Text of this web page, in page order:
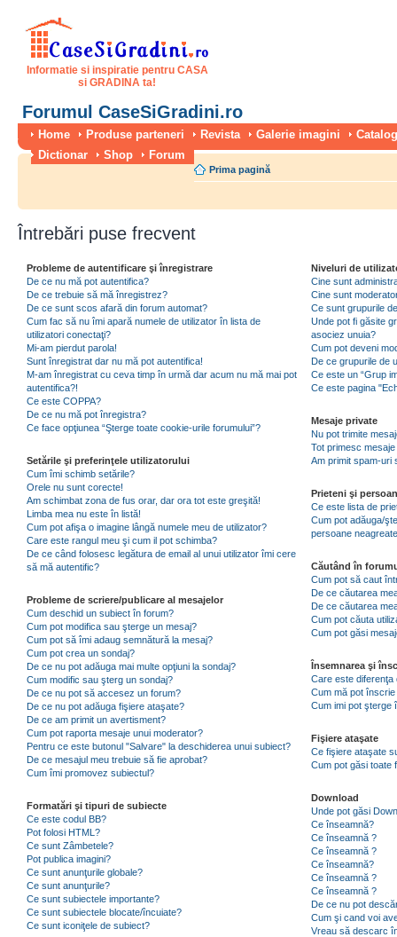
Informatie si inspiratie pentru CASA
si GRADINA ta!
Forumul CaseSiGradini.ro
Home Produse parteneri Revista Galerie imagini
Dictionar
Shop Forum
Prima pagină
Întrebări puse frecvent
Probleme de autentificare şi înregistrare
De ce nu mă pot autentifica?
De ce trebuie să mă înregistrez?
De ce sunt scos afară din forum automat?
Cum fac să nu îmi apară numele de utilizator în lista de
utilizatori conectaţi?
Mi-am pierdut parola!
Sunt înregistrat dar nu mă pot autentifica!
M-am înregistrat cu ceva timp în urmă dar acum nu mă mai pot
autentifica?!
Ce este COPPA?
De ce nu mă pot înregistra?
Ce face opţiunea “Şterge toate cookie-urile forumului”?
Setările şi preferinţele utilizatorului
Cum îmi schimb setările?
Orele nu sunt corecte!
Am schimbat zona de fus orar, dar ora tot este greşită!
Limba mea nu este în listă!
Cum pot afişa o imagine lângă numele meu de utilizator?
Care este rangul meu şi cum il pot schimba?
De ce când folosesc legătura de email al unui utilizator îmi cere
să mă autentific?
Probleme de scriere/publicare al mesajelor
Cum deschid un subiect în forum?
Cum pot modifica sau şterge un mesaj?
Cum pot să îmi adaug semnătură la mesaj?
Cum pot crea un sondaj?
De ce nu pot adăuga mai multe opţiuni la sondaj?
Cum modific sau şterg un sondaj?
De ce nu pot să accesez un forum?
De ce nu pot adăuga fişiere ataşate?
De ce am primit un avertisment?
Cum pot raporta mesaje unui moderator?
Pentru ce este butonul "Salvare" la deschiderea unui subiect?
De ce mesajul meu trebuie să fie aprobat?
Cum îmi promovez subiectul?
Formatări şi tipuri de subiecte
Ce este codul BB?
Pot folosi HTML?
Ce sunt Zâmbetele?
Pot publica imagini?
Ce sunt anunţurile globale?
Ce sunt anunţurile?
Ce sunt subiectele importante?
Ce sunt subiectele blocate/încuiate?
Ce sunt iconiţele de subiect?
Niveluri de
Cine sunt
Cine sunt
Ce sunt grupurile
Unde pot fi găsite
asociez unuia?
Cum pot deveni
De ce grupurile de
Ce este un “Grup
Ce este pagina
Mesaje private
Nu pot trimite
Tot primesc
Am primit spam-uri
Prieteni şi
Ce este lista de
Cum pot adăuga/
persoane
Căutând în
Cum pot să caut
De ce căutarea
De ce căutarea
Cum pot căuta
Cum pot găsi
Însemnarea şi
Care este
Cum mă pot
Cum imi pot şterge
Fişiere ataşate
Ce fişiere ataşate
Cum pot găsi toate
Download
Unde pot găsi
Ce înseamnă?
Ce înseamnă ?
Ce înseamnă ?
Ce înseamnă?
Ce înseamnă ?
Ce înseamnă ?
De ce nu pot
Cum şi cand voi
Vreau să descarc